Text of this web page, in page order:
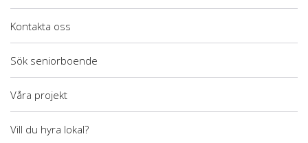
Kontakta oss
Sök seniorboende
Våra projekt
Vill du hyra lokal?